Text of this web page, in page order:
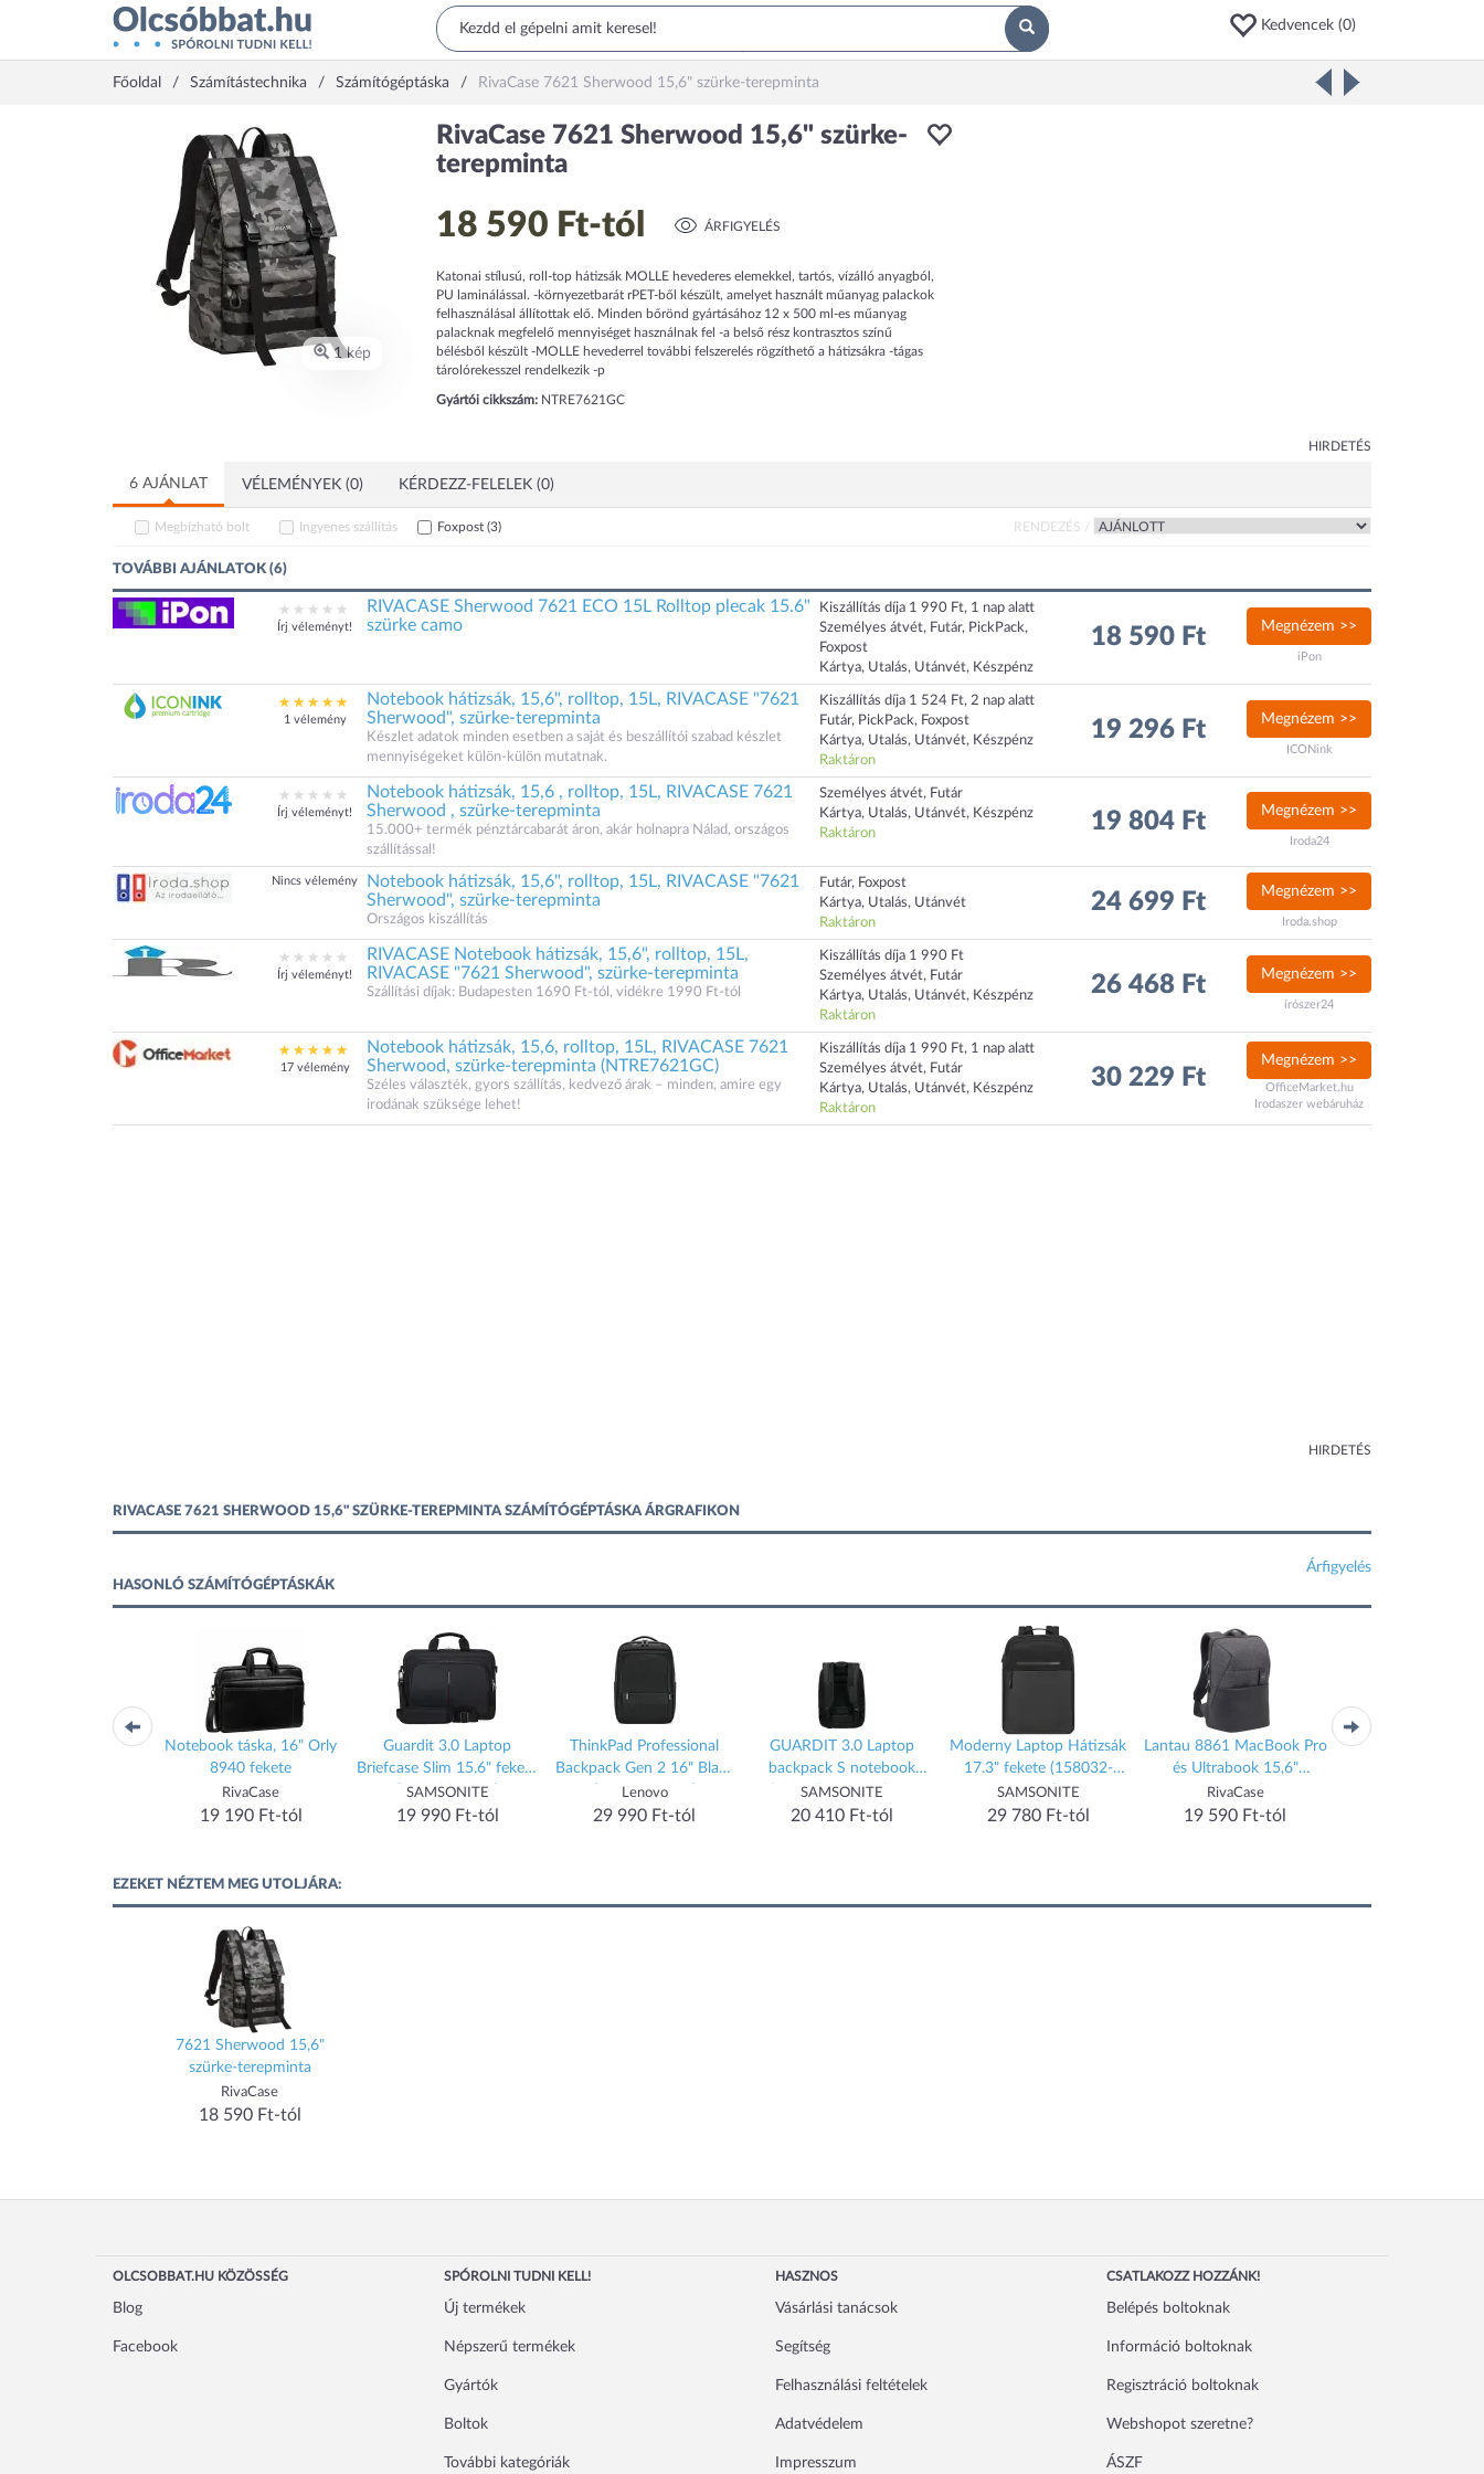
Kedvencek (0)
Főoldal Számítástechnika Számítógéptáska RivaCase 7621 Sherwood 15,6" szürke-terepminta
1 kép
RivaCase 7621 Sherwood 15,6" szürke-
terepminta
18 590 Ft-tól ÁRFIGYELÉS
Katonai stílusú, roll-top hátizsák MOLLE hevederes elemekkel, tartós, vízálló anyagból,
PU laminálással. -környezetbarát rPET-ből készült, amelyet használt műanyag palackok
felhasználásal állítottak elő. Minden bőrönd gyártásához 12 x 500 ml-es műanyag
palacknak megfelelő mennyiséget használnak fel -a belső rész kontrasztos színű
bélésből készült -MOLLE hevederrel további felszerelés rögzíthető a hátizsákra -tágas
tárolórekesszel rendelkezik -p
Gyártói cikkszám:NTRE7621GC
HIRDETÉS
6 AJÁNLAT VÉLEMÉNYEK (0) KÉRDEZZ-FELELEK (0)
Megbízható bolt Ingyenes szállítás Foxpost (3) RENDEZÉS /
TOVÁBBI AJÁNLATOK (6)
Írj véleményt!
RIVACASE Sherwood 7621 ECO 15L Rolltop plecak 15.6"
szürke camo
Kiszállítás díja 1 990 Ft, 1 nap alatt
Személyes átvét, Futár, PickPack,
Foxpost
Kártya, Utalás, Utánvét, Készpénz
18 590 Ft Megnézem >>
iPon
1 vélemény
Notebook hátizsák, 15,6", rolltop, 15L, RIVACASE "7621
Sherwood", szürke-terepminta
Készlet adatok minden esetben a saját és beszállítói szabad készlet
mennyiségeket külön-külön mutatnak.
Kiszállítás díja 1 524 Ft, 2 nap alatt
Futár, PickPack, Foxpost
Kártya, Utalás, Utánvét, Készpénz
Raktáron
19 296 Ft Megnézem >>
ICONink
Írj véleményt!
Notebook hátizsák, 15,6 , rolltop, 15L, RIVACASE 7621
Sherwood , szürke-terepminta
15.000+ termék pénztárcabarát áron, akár holnapra Nálad, országos
szállítással!
Személyes átvét, Futár
Kártya, Utalás, Utánvét, Készpénz
Raktáron
19 804 Ft Megnézem >>
Iroda24
Nincs vélemény
Notebook hátizsák, 15,6", rolltop, 15L, RIVACASE "7621
Sherwood", szürke-terepminta
Országos kiszállítás
Futár, Foxpost
Kártya, Utalás, Utánvét
Raktáron
24 699 Ft Megnézem >>
Iroda.shop
Írj véleményt!
RIVACASE Notebook hátizsák, 15,6", rolltop, 15L,
RIVACASE "7621 Sherwood", szürke-terepminta
Szállítási díjak: Budapesten 1690 Ft-tól, vidékre 1990 Ft-tól
Kiszállítás díja 1 990 Ft
Személyes átvét, Futár
Kártya, Utalás, Utánvét, Készpénz
Raktáron
26 468 Ft Megnézem >>
írószer24
17 vélemény
Notebook hátizsák, 15,6, rolltop, 15L, RIVACASE 7621
Sherwood, szürke-terepminta (NTRE7621GC)
Széles választék, gyors szállítás, kedvező árak – minden, amire egy
irodának szüksége lehet!
Kiszállítás díja 1 990 Ft, 1 nap alatt
Személyes átvét, Futár
Kártya, Utalás, Utánvét, Készpénz
Raktáron
30 229 Ft
Megnézem >>
OfficeMarket.hu
Irodaszer webáruház
HIRDETÉS
RIVACASE 7621 SHERWOOD 15,6" SZÜRKE-TEREPMINTA SZÁMÍTÓGÉPTÁSKA ÁRGRAFIKON
Árfigyelés
HASONLÓ SZÁMÍTÓGÉPTÁSKÁK
Biscayne Laptop
Notebook táska, 16" Orly
8940 fekete
RivaCase
19 190 Ft-tól
Guardit 3.0 Laptop
Briefcase Slim 15.6" fekete
(155200-1041)
SAMSONITE
19 990 Ft-tól
ThinkPad Professional
Backpack Gen 2 16" Black
(4X41M69794)
Lenovo
29 990 Ft-tól
GUARDIT 3.0 Laptop
backpack S notebook
hátizsák 14.1" fekete
(155195-1041)
SAMSONITE
20 410 Ft-tól
Moderny Laptop Hátizsák
17.3" fekete (158032-
1041)
SAMSONITE
29 780 Ft-tól
Lantau 8861 MacBook Pro
és Ultrabook 15,6"
sötétszürke
RivaCase
19 590 Ft-tól
Dijon 5321 15.6"
EZEKET NÉZTEM MEG UTOLJÁRA:
7621 Sherwood 15,6"
szürke-terepminta
RivaCase
18 590 Ft-tól
OLCSOBBAT.HU KÖZÖSSÉG
Blog
Facebook
SPÓROLNI TUDNI KELL!
Új termékek
Népszerű termékek
Gyártók
Boltok
További kategóriák
HASZNOS
Vásárlási tanácsok
Segítség
Felhasználási feltételek
Adatvédelem
Impresszum
CSATLAKOZZ HOZZÁNK!
Belépés boltoknak
Információ boltoknak
Regisztráció boltoknak
Webshopot szeretne?
ÁSZF